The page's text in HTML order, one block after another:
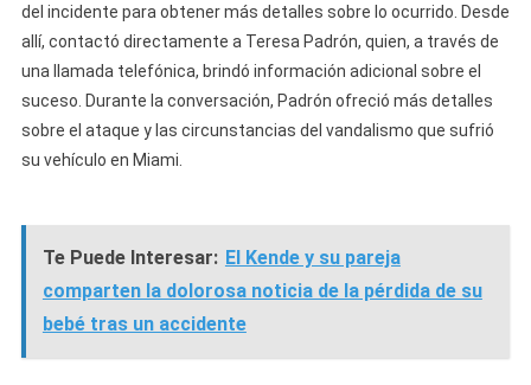
del incidente para obtener más detalles sobre lo ocurrido. Desde
allí, contactó directamente a Teresa Padrón, quien, a través de
una llamada telefónica, brindó información adicional sobre el
suceso. Durante la conversación, Padrón ofreció más detalles
sobre el ataque y las circunstancias del vandalismo que sufrió
su vehículo en Miami.
Te Puede Interesar: El Kende y su pareja
comparten la dolorosa noticia de la pérdida de su
bebé tras un accidente